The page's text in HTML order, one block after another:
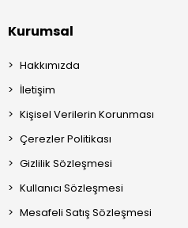
Kurumsal
Hakkımızda
İletişim
Kişisel Verilerin Korunması
Çerezler Politikası
Gizlilik Sözleşmesi
Kullanıcı Sözleşmesi
Mesafeli Satış Sözleşmesi